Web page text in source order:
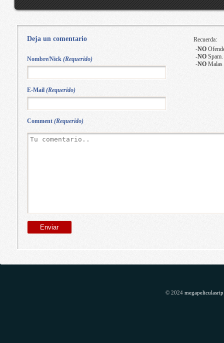
Deja un comentario
Comment (Requerido)
Recuerda:
-NO
-NOSpam.
-NOMalas
Nombre/Nick (Requerido)
E-Mail (Requerido)
© 2024 megapeliculasrip